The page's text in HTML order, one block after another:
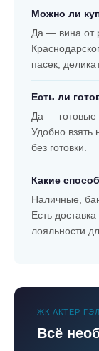
Можно ли
Да — вина от
пасек,
Есть ли
Да — готовые
Удобно взять
без готовки.
Какие
Наличные,
Есть
лояльности
ЖК АКТЕР
Всё